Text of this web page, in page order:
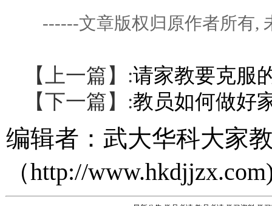
------文章版权归原作者所有,
【上一篇】:请家教要克服
【下一篇】:教员如何做好
编辑者： 武大华科大家
（http://www.hkdjjzx.com